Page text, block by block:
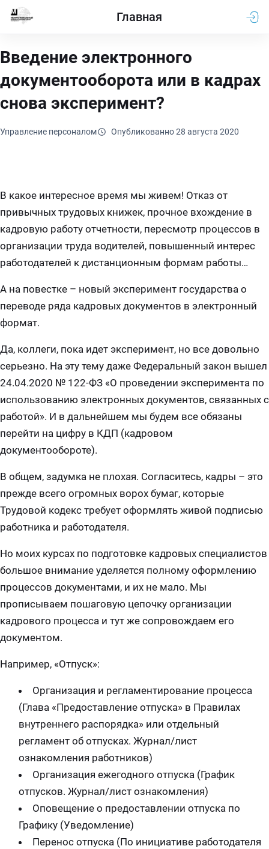
Главная
Введение электронного
документооборота или в кадрах
снова эксперимент?
Управление персоналом Опубликованно 28 августа 2020
В какое интересное время мы живем! Отказ от
привычных трудовых книжек, прочное вхождение в
кадровую работу отчетности, пересмотр процессов в
организации труда водителей, повышенный интерес
работодателей к дистанционным формам работы…
А на повестке – новый эксперимент государства о
переводе ряда кадровых документов в электронный
формат.
Да, коллеги, пока идет эксперимент, но все довольно
серьезно. На эту тему даже Федеральный закон вышел
24.04.2020 № 122-ФЗ «О проведении эксперимента по
использованию электронных документов, связанных с
работой». И в дальнейшем мы будем все обязаны
перейти на цифру в КДП (кадровом
документообороте).
В общем, задумка не плохая. Согласитесь, кадры – это
прежде всего огромных ворох бумаг, которые
Трудовой кодекс требует оформлять живой подписью
работника и работодателя.
Но моих курсах по подготовке кадровых специалистов
большое внимание уделяется полному оформлению
процессов документами, и их не мало. Мы
прописываем пошаговую цепочку организации
кадрового процесса и тут же сопровождаем его
документом.
Например, «Отпуск»:
Организация и регламентирование процесса
(Глава «Предоставление отпуска» в Правилах
внутреннего распорядка» или отдельный
регламент об отпусках. Журнал/лист
ознакомления работников)
Организация ежегодного отпуска (График
отпусков. Журнал/лист ознакомления)
Оповещение о предоставлении отпуска по
Графику (Уведомление)
Перенос отпуска (По инициативе работодателя